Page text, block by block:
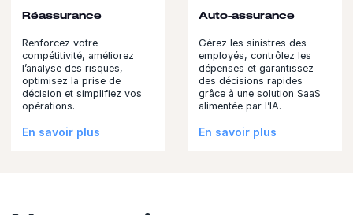
Réassurance
Renforcez votre
compétitivité, améliorez
l’analyse des risques,
optimisez la prise de
décision et simplifiez vos
opérations.
En savoir plus
Auto-assurance
Gérez les sinistres des
employés, contrôlez les
dépenses et garantissez
des décisions rapides
grâce à une solution SaaS
alimentée par l’IA.
En savoir plus